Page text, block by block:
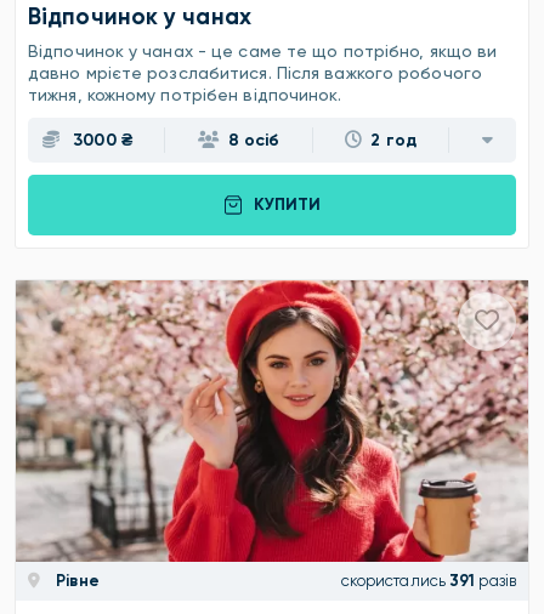
Відпочинок у чанах
Відпочинок у чанах - це саме те що потрібно, якщо ви
давно мрієте розслабитися. Після важкого робочого
тижня, кожному потрібен відпочинок.
3000 ₴ 8 осіб 2 год
КУПИТИ
Рівне скористались 391 разів